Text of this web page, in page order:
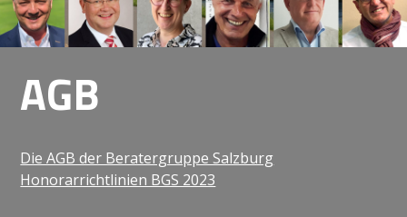
AGB
Die AGB der Beratergruppe Salzburg
Honorarrichtlinien BGS 2023